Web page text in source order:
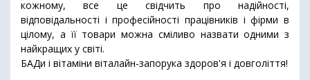
кожному, все це свідчить про надійності,
відповідальності і професійності працівників і фірми в
цілому, а її товари можна сміливо назвати одними з
найкращих у світі.
БАДи і вітаміни віталайн-запорука здоров'я і довголіття!